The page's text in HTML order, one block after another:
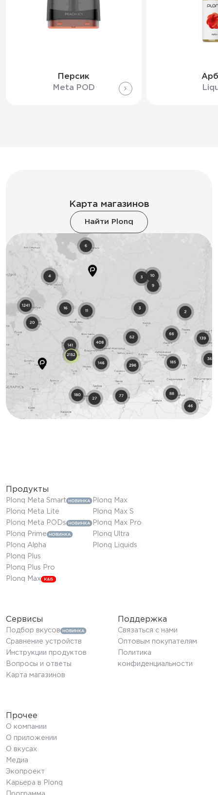
Персик
Meta POD
Карта магазинов
Найти Plonq
Продукты
Plonq Meta Smart
Plonq Meta Lite
Plonq Meta PODs
Plonq Prime
Plonq Alpha
Plonq Plus
Plonq Plus Pro
Plonq Max
Plonq Max
Plonq Max S
Plonq Max Pro
Plonq Ultra
Plonq Liquids
Сервисы
Подбор вкусов
Сравнение устройств
Инструкции продуктов
Вопросы и ответы
Карта магазинов
Поддержка
Связаться с нами
Оптовым покупателям
Политика
конфиденциальности
Прочее
О компании
О приложении
О вкусах
Медиа
Экопроект
Карьера в Plonq